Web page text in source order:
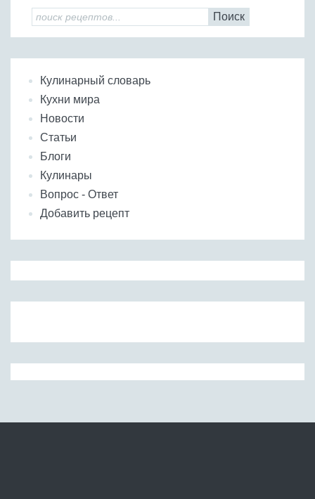
Поиск
Кулинарный словарь
Кухни мира
Новости
Статьи
Блоги
Кулинары
Вопрос - Ответ
Добавить рецепт